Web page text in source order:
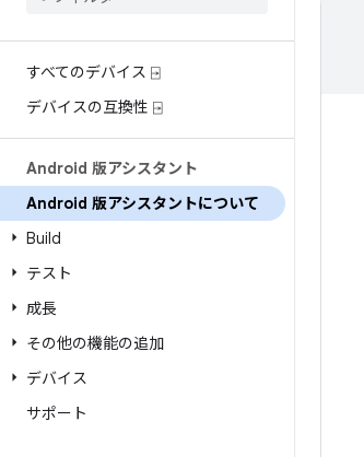
すべてのデバイス ⍈
デバイスの互換性 ⍈
Android 版アシスタント
Android 版アシスタントについて
Build
テスト
成長
その他の機能の追加
デバイス
サポート